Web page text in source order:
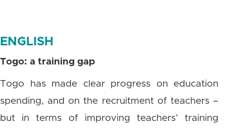
ENGLISH
Togo: a training gap
Togo has made clear progress on education
spending, and on the recruitment of teachers –
but in terms of improving teachers’ training